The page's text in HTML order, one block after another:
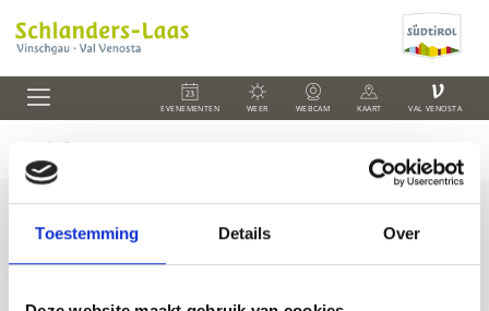
Toestemming Details Over
EVENEMENTEN WEER WEBCAM KAART
V
VAL VENOSTA